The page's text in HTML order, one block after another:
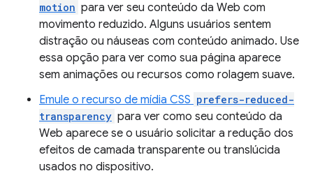
motion para ver seu conteúdo da Web com
movimento reduzido. Alguns usuários sentem
distração ou náuseas com conteúdo animado. Use
essa opção para ver como sua página aparece
sem animações ou recursos como rolagem suave.
Emule o recurso de mídia CSS prefers-reduced-
transparency para ver como seu conteúdo da
Web aparece se o usuário solicitar a redução dos
efeitos de camada transparente ou translúcida
usados no dispositivo.